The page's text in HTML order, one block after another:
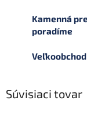
Kamenná
poradíme
Súvisiaci tovar